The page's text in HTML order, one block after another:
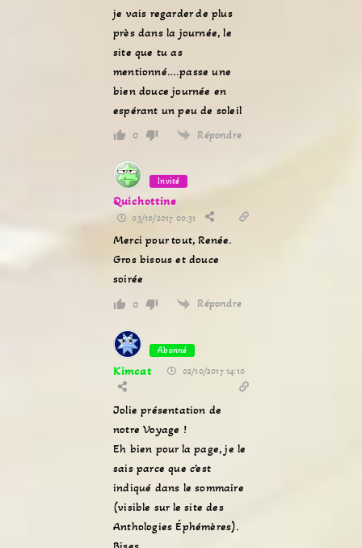
je vais regarder de plus
près dans la journée, le
site que tu as
mentionné….passe une
bien douce journée en
espérant un peu de soleil
0 Répondre
Invité
Quichottine
03/10/2017 00:31
Merci pour tout, Renée.
Gros bisous et douce
soirée
0 Répondre
Abonné
Kimcat 02/10/2017 14:10
Jolie présentation de
notre Voyage !
Eh bien pour la page, je le
sais parce que c’est
indiqué dans le sommaire
(visible sur le site des
Anthologies Éphémères).